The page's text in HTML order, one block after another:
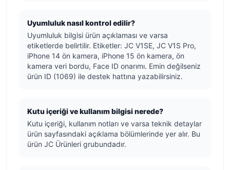
Uyumluluk nasıl kontrol edilir?
Uyumluluk bilgisi ürün açıklaması ve varsa
etiketlerde belirtilir. Etiketler: JC V1SE, JC V1S Pro,
iPhone 14 ön kamera, iPhone 15 ön kamera, ön
kamera veri bordu, Face ID onarımı. Emin değilseniz
ürün ID (1069) ile destek hattına yazabilirsiniz.
Kutu içeriği ve kullanım bilgisi nerede?
Kutu içeriği, kullanım notları ve varsa teknik detaylar
ürün sayfasındaki açıklama bölümlerinde yer alır. Bu
ürün JC Ürünleri grubundadır.